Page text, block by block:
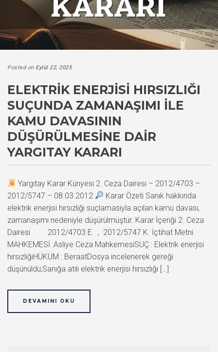
Posted on Eylül 22, 2025
ELEKTRIK ENERJISI HIRSIZLIĞI
SUÇUNDA ZAMANAŞIMI İLE
KAMU DAVASININ
DÜŞÜRÜLMESINE DAIR
YARGITAY KARARI
Yargıtay Karar Künyesi 2. Ceza Dairesi – 2012/4703 –
2012/5747 – 08.03.2012
Karar Özeti Sanık hakkında
elektrik enerjisi hırsızlığı suçlamasıyla açılan kamu davası,
zamanaşımı nedeniyle düşürülmüştür. Karar İçeriği 2. Ceza
Dairesi 2012/4703 E. , 2012/5747 K. İçtihat Metni
MAHKEMESİ :Asliye Ceza MahkemesiSUÇ : Elektrik enerjisi
hırsızlığıHÜKÜM : BeraatDosya incelenerek gereği
düşünüldü;Sanığa atılı elektrik enerjisi hırsızlığı […]
DEVAMINI OKU